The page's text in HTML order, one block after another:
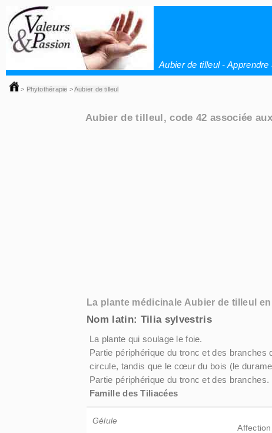
Aubier de tilleul -
> Phytothérapie >Aubier de tilleul
Aubier de tilleul, code 42 associée
La plante médicinale Aubier de tilleul
Nom latin: Tilia sylvestris
La plante qui soulage le foie.
Partie périphérique du tronc et des
circule, tandis que le cœur du bois (le
Partie périphérique du tronc et des branches.
Famille des Tiliacées
Gélule